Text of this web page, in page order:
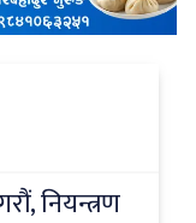
नियन्त्रण